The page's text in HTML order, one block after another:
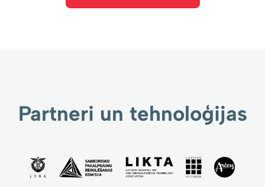
Partneri un tehnoloģijas